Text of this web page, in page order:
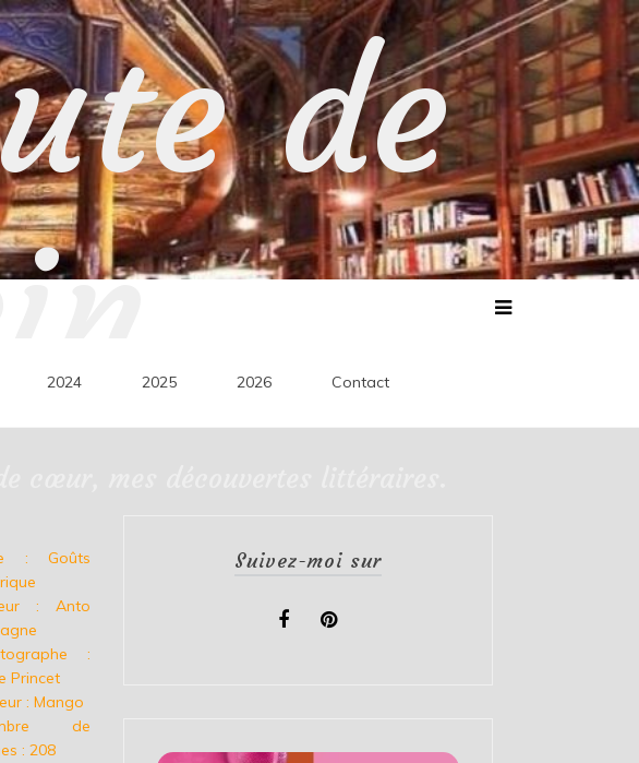
de
2024 2025 2026 Contact
: Goûts
: Anto
:
Princet
: Mango
de
: 208
Suivez-moi sur